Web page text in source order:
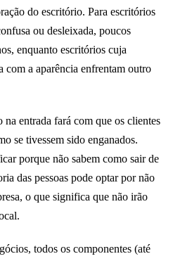
do escritório. Para escritórios
ou desleixada, poucos
enquanto escritórios cuja
com a aparência enfrentam outro
entrada fará com que os clientes
se tivessem sido enganados.
porque não sabem como sair de
das pessoas pode optar por não
o que significa que não irão
todos os componentes (até